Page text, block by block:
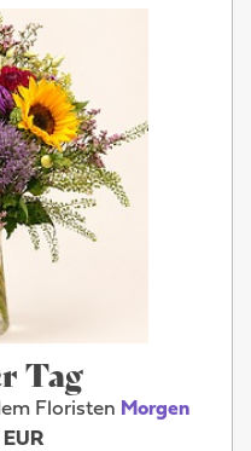
Tag
Floristen Morgen